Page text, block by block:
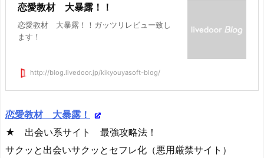
恋愛教材 大暴露！！
恋愛教材 大暴露！！ガッツリレビュー致し
ます！
http://blog.livedoor.jp/kikyouyasoft-blog/
恋愛教材 大暴露！
★ 出会い系サイト 最強攻略法！
サクッと出会いサクッとセフレ化（悪用厳禁サイト）